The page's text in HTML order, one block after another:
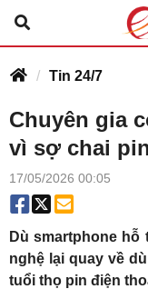
Tin 24/7
Chuyên gia
vì sợ chai
17/05/2026 00:05
Dù smartphone hỗ
nghệ lại quay về
tuổi thọ pin điện